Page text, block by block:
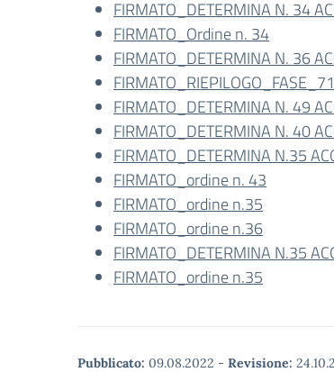
FIRMATO_DETERMINA N. 34
FIRMATO_Ordine n. 34
FIRMATO_DETERMINA N. 36
FIRMATO_DETERMINA N. 49
FIRMATO_DETERMINA N. 40
FIRMATO_DETERMINA N.35
FIRMATO_ordine n. 43
FIRMATO_ordine n.35
FIRMATO_ordine n.36
FIRMATO_DETERMINA N.35
FIRMATO_ordine n.35
Pubblicato: 09.08.2022 - Revisione: